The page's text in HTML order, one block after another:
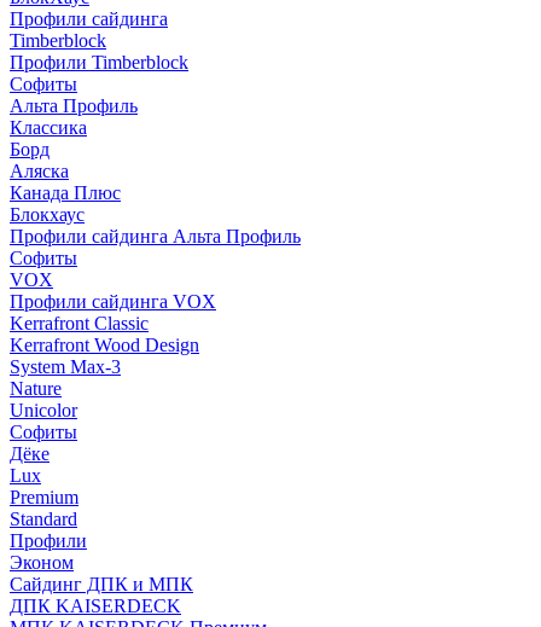
Профили сайдинга
Timberblock
Профили Timberblock
Софиты
Альта Профиль
Классика
Борд
Аляска
Канада Плюс
Блокхаус
Профили сайдинга Альта Профиль
Софиты
VOX
Профили сайдинга VOX
Kerrafront Classic
Kerrafront Wood Design
System Max-3
Nature
Unicolor
Софиты
Дёке
Lux
Premium
Standard
Профили
Эконом
Сайдинг ДПК и МПК
ДПК KAISERDECK